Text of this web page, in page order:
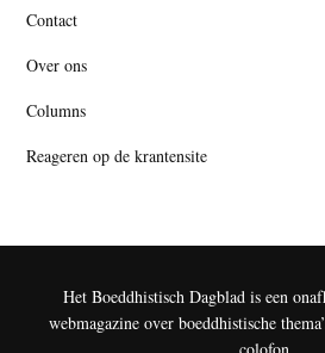
Contact
Over ons
Columns
Reageren op de krantensite
Het Boeddhistisch Dagblad is een
webmagazine over boeddhistische